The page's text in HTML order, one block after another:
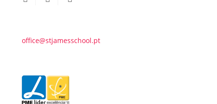
office@stjamesschool.pt